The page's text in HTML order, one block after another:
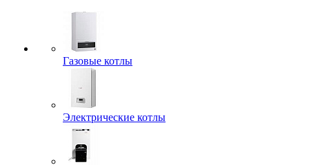
Газовые котлы
Электрические котлы